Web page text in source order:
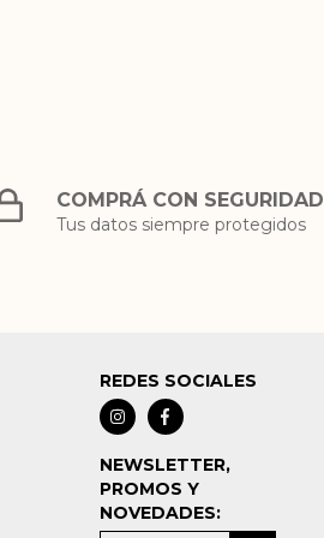
COMPRÁ CON SEGURIDAD
Tus datos siempre protegidos
REDES SOCIALES
NEWSLETTER,
PROMOS Y
NOVEDADES: